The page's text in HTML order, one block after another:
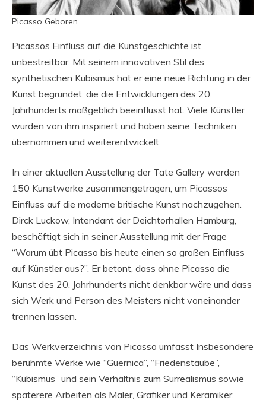
Picasso Geboren
Picassos Einfluss auf die Kunstgeschichte ist
unbestreitbar. Mit seinem innovativen Stil des
synthetischen Kubismus hat er eine neue Richtung in der
Kunst begründet, die die Entwicklungen des 20.
Jahrhunderts maßgeblich beeinflusst hat. Viele Künstler
wurden von ihm inspiriert und haben seine Techniken
übernommen und weiterentwickelt.
In einer aktuellen Ausstellung der Tate Gallery werden
150 Kunstwerke zusammengetragen, um Picassos
Einfluss auf die moderne britische Kunst nachzugehen.
Dirck Luckow, Intendant der Deichtorhallen Hamburg,
beschäftigt sich in seiner Ausstellung mit der Frage
“Warum übt Picasso bis heute einen so großen Einfluss
auf Künstler aus?”. Er betont, dass ohne Picasso die
Kunst des 20. Jahrhunderts nicht denkbar wäre und dass
sich Werk und Person des Meisters nicht voneinander
trennen lassen.
Das Werkverzeichnis von Picasso umfasst Insbesondere
berühmte Werke wie “Guernica”, “Friedenstaube”,
“Kubismus” und sein Verhältnis zum Surrealismus sowie
späterere Arbeiten als Maler, Grafiker und Keramiker.